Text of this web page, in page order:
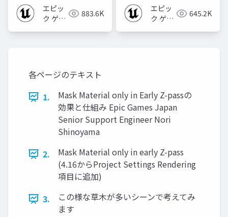
2023]
エピッ
ク ゲー
883.6K
エピッ
ク ゲー
645.2K
各ページのテキスト
1.
Mask Material only in Early Z-passの
効果と仕組み Epic Games Japan
Senior Support Engineer Nori
Shinoyama
2.
Mask Material only in early Z-pass
(4.16からProject Settings Rendering
項目に追加)
3.
この様な草木が多いシーンで考えてみ
ます